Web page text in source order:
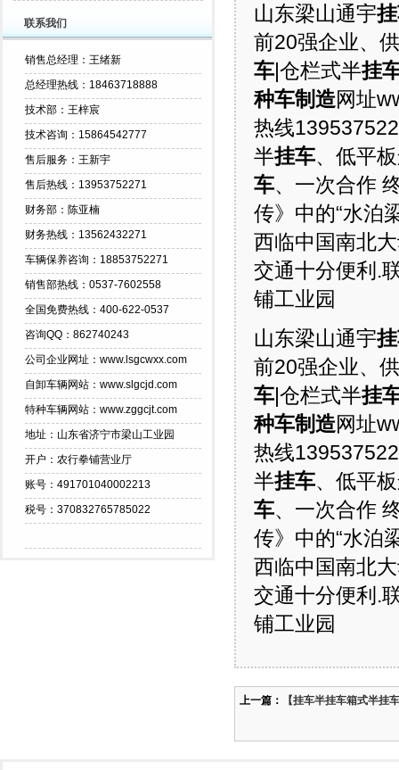
山东梁山通宇
前20强企业、
车|仓栏式半挂
种车制造网址
热线
半挂车、低平
车、一次合作
传》中的“水泊
西临中国南北
交通十分便利.
铺工业园
山东梁山通宇
前20强企业、
车|仓栏式半挂
种车制造网址
热线
半挂车、低平
车、一次合作
传》中的“水泊
西临中国南北
交通十分便利.
铺工业园
上一篇： 【挂车半挂车箱式半挂
联系我们
销售总经理：王绪新
总经理热线：18463718888
技术部：王梓宸
技术咨询：15864542777
售后服务：王新宇
售后热线：13953752271
财务部：陈亚楠
财务热线：13562432271
车辆保养咨询：18853752271
销售部热线：0537-7602558
全国免费热线：400-622-0537
咨询QQ：862740243
公司企业网址：www.lsgcwxx.com
自卸车辆网站：www.slgcjd.com
特种车辆网站：www.zggcjt.com
地址：山东省济宁市梁山工业园
开户：农行拳铺营业厅
账号：491701040002213
税号：370832765785022